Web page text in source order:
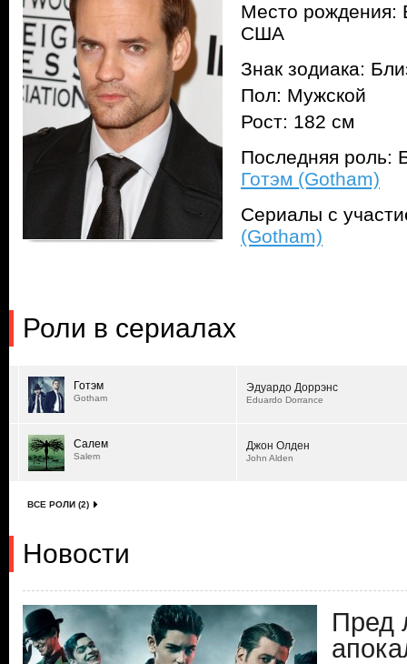
Место рождения:
США
Знак зодиака:
Пол: Мужской
Рост: 182 см
Последняя роль:
Готэм (Gotham)
Сериалы с
(Gotham)
Роли в сериалах
Готэм
Gotham
Эдуардо Доррэнс
Eduardo Dorrance
Салем
Salem
Джон Олден
John Alden
ВСЕ РОЛИ (2)
Новости
Пред